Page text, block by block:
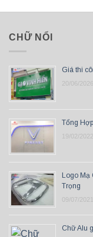
CHỮ NỔI
Giá thi
20/06/2026
Tổng
19/02/2022
Logo Mạ
Trọng
09/07/2021
Chữ Alu